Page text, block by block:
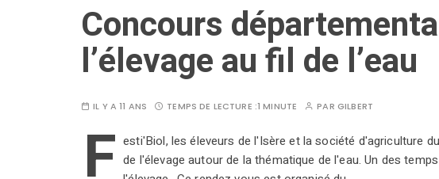
Concours
l’élevage au fil de l’eau
IL Y A 11 ANS TEMPS DE LECTURE :1 MINUTE PAR GILBERT
F esti'Biol, les éleveurs de l'Isère et la société d'agriculture
de l'élevage autour de la thématique de l'eau. Un des